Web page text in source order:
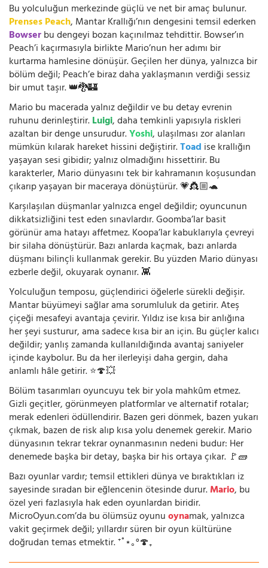
Bu yolculuğun merkezinde güçlü ve net bir amaç bulunur.
Prenses Peach, Mantar Krallığı’nın dengesini temsil ederken
Bowserbu dengeyi bozan kaçınılmaz tehdittir. Bowser’ın
Peach’i kaçırmasıyla birlikte Mario’nun her adımı bir
kurtarma hamlesine dönüşür. Geçilen her dünya, yalnızca bir
bölüm değil; Peach’e biraz daha yaklaşmanın verdiği sessiz
bir umut taşır. 👑🐉🏰
Mario bu macerada yalnız değildir ve bu detay evrenin
ruhunu derinleştirir.Luigi, daha temkinli yapısıyla riskleri
azaltan bir denge unsurudur.Yoshi, ulaşılması zor alanları
mümkün kılarak hareket hissini değiştirir.Toad ise krallığın
yaşayan sesi gibidir; yalnız olmadığını hissettirir. Bu
karakterler, Mario dünyasını tek bir kahramanın koşusundan
çıkarıp yaşayan bir maceraya dönüştürür. 💗👸🏼🐢
Karşılaşılan düşmanlar yalnızca engel değildir; oyuncunun
dikkatsizliğini test eden sınavlardır. Goomba’lar basit
görünür ama hatayı affetmez. Koopa’lar kabuklarıyla çevreyi
bir silaha dönüştürür. Bazı anlarda kaçmak, bazı anlarda
düşmanı bilinçli kullanmak gerekir. Bu yüzden Mario dünyası
ezberle değil, okuyarak oynanır. 👾
Yolculuğun temposu, güçlendirici öğelerle sürekli değişir.
Mantar büyümeyi sağlar ama sorumluluk da getirir. Ateş
çiçeği mesafeyi avantaja çevirir. Yıldız ise kısa bir anlığına
her şeyi susturur, ama sadece kısa bir an için. Bu güçler kalıcı
değildir; yanlış zamanda kullanıldığında avantaj saniyeler
içinde kaybolur. Bu da her ilerleyişi daha gergin, daha
anlamlı hâle getirir. ⭐🍄💥
Bölüm tasarımları oyuncuyu tek bir yola mahkûm etmez.
Gizli geçitler, görünmeyen platformlar ve alternatif rotalar;
merak edenleri ödüllendirir. Bazen geri dönmek, bazen yukarı
çıkmak, bazen de risk alıp kısa yolu denemek gerekir. Mario
dünyasının tekrar tekrar oynanmasının nedeni budur: Her
denemede başka bir detay, başka bir his ortaya çıkar. 🚩🧱
Bazı oyunlar vardır; temsil ettikleri dünya ve bıraktıkları iz
sayesinde sıradan bir eğlencenin ötesinde durur.Mario, bu
özel yeri fazlasıyla hak eden oyunlardan biridir.
MicroOyun.com’da bu ölümsüz oyunuoynamak, yalnızca
vakit geçirmek değil; yıllardır süren bir oyun kültürüne
doğrudan temas etmektir. ⁺˚⋆｡°🍄₊